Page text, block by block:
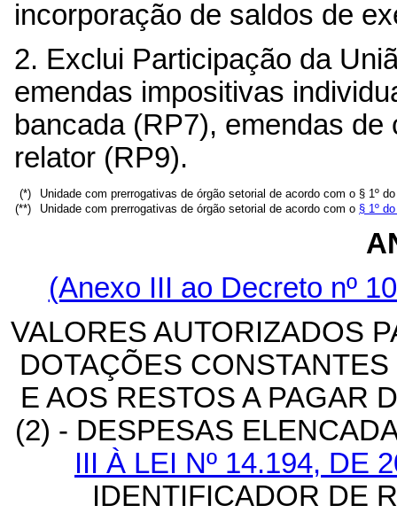
incorporação de saldos de
2. Exclui Participação da
emendas impositivas
bancada (RP7), emendas
relator (RP9).
(*)
Unidade com prerrogativas de órgão setorial de acordo com o § 1º
(**)
Unidade com prerrogativas de órgão setorial de acordo com o § 1º
(Anexo III ao Decreto nº
VALORES AUTORIZADOS
DOTAÇÕES
E AOS RESTOS A PAGAR
(2) - DESPESAS
III À LEI Nº 14.194, DE
IDENTIFICADOR DE